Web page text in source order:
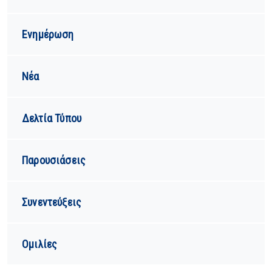
Ενημέρωση
Νέα
Δελτία Τύπου
Παρουσιάσεις
Συνεντεύξεις
Ομιλίες